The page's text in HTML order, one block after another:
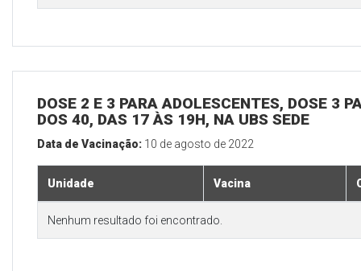
DOSE 2 E 3 PARA ADOLESCENTES, DOSE 3
DOS 40, DAS 17 ÀS 19H, NA UBS SEDE
Data de Vacinação: 10 de agosto de 2022
Unidade Vacina
Nenhum resultado foi encontrado.